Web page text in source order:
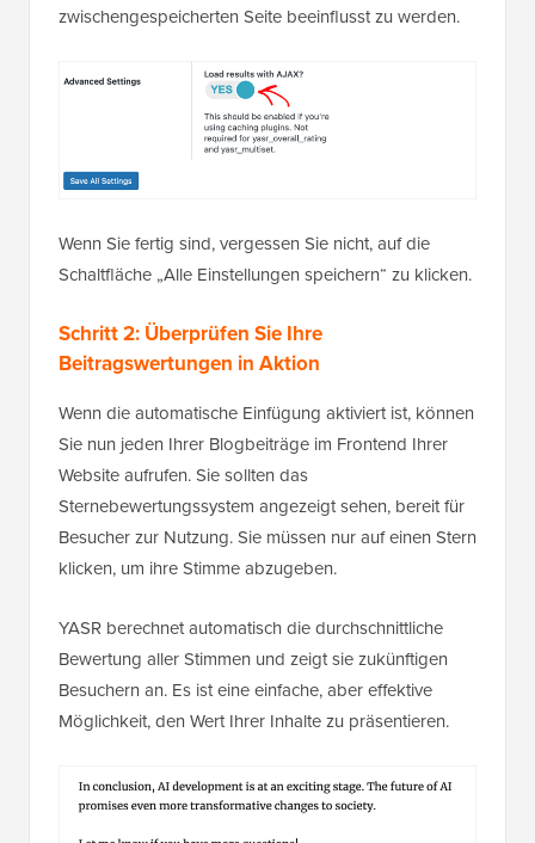
zwischengespeicherten Seite beeinflusst zu werden.
Wenn Sie fertig sind, vergessen Sie nicht, auf die
Schaltfläche „Alle Einstellungen speichern“ zu klicken.
Schritt 2: Überprüfen Sie Ihre
Beitragswertungen in Aktion
Wenn die automatische Einfügung aktiviert ist, können
Sie nun jeden Ihrer Blogbeiträge im Frontend Ihrer
Website aufrufen. Sie sollten das
Sternebewertungssystem angezeigt sehen, bereit für
Besucher zur Nutzung. Sie müssen nur auf einen Stern
klicken, um ihre Stimme abzugeben.
YASR berechnet automatisch die durchschnittliche
Bewertung aller Stimmen und zeigt sie zukünftigen
Besuchern an. Es ist eine einfache, aber effektive
Möglichkeit, den Wert Ihrer Inhalte zu präsentieren.